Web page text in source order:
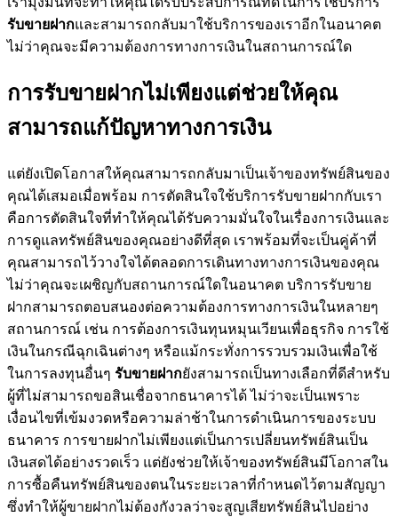
รับขายฝากและสามารถกลับมาใช้บริการของเราอีกในอนาคต
ไม่ว่าคุณจะมีความต้องการทางการเงินในสถานการณ์ใด
การรับขายฝากไม่เพียงแต่ช่วยให้คุณ
สามารถแก้ปัญหาทางการเงิน
แต่ยังเปิดโอกาสให้คุณสามารถกลับมาเป็นเจ้าของทรัพย์สินของ
คุณได้เสมอเมื่อพร้อม การตัดสินใจใช้บริการรับขายฝากกับเรา
คือการตัดสินใจที่ทำให้คุณได้รับความมั่นใจในเรื่องการเงินและ
การดูแลทรัพย์สินของคุณอย่างดีที่สุด เราพร้อมที่จะเป็นคู่ค้าที่
คุณสามารถไว้วางใจได้ตลอดการเดินทางทางการเงินของคุณ
ไม่ว่าคุณจะเผชิญกับสถานการณ์ใดในอนาคต บริการรับขาย
ฝากสามารถตอบสนองต่อความต้องการทางการเงินในหลายๆ
สถานการณ์ เช่น การต้องการเงินทุนหมุนเวียนเพื่อธุรกิจ การใช้
เงินในกรณีฉุกเฉินต่างๆ หรือแม้กระทั่งการรวบรวมเงินเพื่อใช้
ในการลงทุนอื่นๆ รับขายฝากยังสามารถเป็นทางเลือกที่ดีสำหรับ
ผู้ที่ไม่สามารถขอสินเชื่อจากธนาคารได้ ไม่ว่าจะเป็นเพราะ
เงื่อนไขที่เข้มงวดหรือความล่าช้าในการดำเนินการของระบบ
ธนาคาร การขายฝากไม่เพียงแต่เป็นการเปลี่ยนทรัพย์สินเป็น
เงินสดได้อย่างรวดเร็ว แต่ยังช่วยให้เจ้าของทรัพย์สินมีโอกาสใน
การซื้อคืนทรัพย์สินของตนในระยะเวลาที่กำหนดไว้ตามสัญญา
ซึ่งทำให้ผู้ขายฝากไม่ต้องกังวลว่าจะสูญเสียทรัพย์สินไปอย่าง